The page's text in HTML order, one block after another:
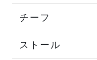
チーフ
ストール